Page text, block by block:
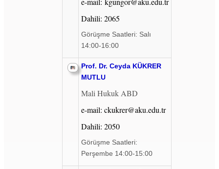
Dahili: 2065
Görüşme Saatleri: Salı
14:00-16:00
Prof. Dr. Ceyda KÜKRER
MUTLU
Mali Hukuk ABD
e-mail: ckukrer@aku.edu.tr
Dahili: 2050
Görüşme Saatleri:
Perşembe 14:00-15:00